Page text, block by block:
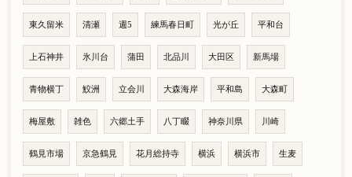
東久留米 清瀬 週5 練馬春日町 光が丘 平和台
上石神井 氷川台 蒲田 北品川 大田区 新馬場
青物横丁 鮫洲 立会川 大森海岸 平和島 大森町
梅屋敷 雑色 六郷土手 八丁畷 神奈川県 川崎
鶴見市場 京急鶴見 花月総持寺 横浜 横浜市 生麦